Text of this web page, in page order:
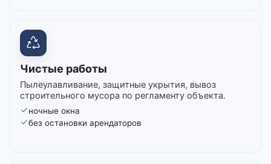
Чистые работы
Пылеулавливание, защитные укрытия, вывоз
строительного мусора по регламенту объекта.
ночные окна
без остановки арендаторов